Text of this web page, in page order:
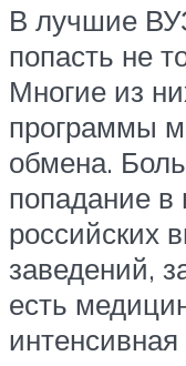
В лучшие
попасть не
Многие из
программы
обмена.
попадание в
российских
заведений,
есть
интенсивная